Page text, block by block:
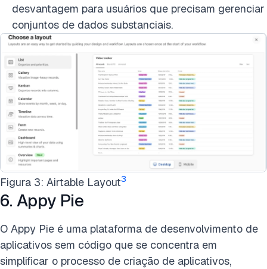
desvantagem para usuários que precisam gerenciar
conjuntos de dados substanciais.
Figura 3: Airtable Layout3
6. Appy Pie
O Appy Pie é uma plataforma de desenvolvimento de
aplicativos sem código que se concentra em
simplificar o processo de criação de aplicativos,